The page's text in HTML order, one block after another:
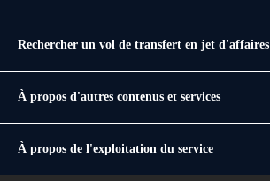
Rechercher un vol de transfert en jet d'affaires
À propos d'autres contenus et services
À propos de l'exploitation du service